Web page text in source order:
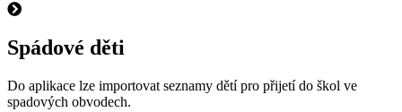
Spádové děti
Do aplikace lze importovat seznamy dětí pro přijetí do škol ve
spadových obvodech.